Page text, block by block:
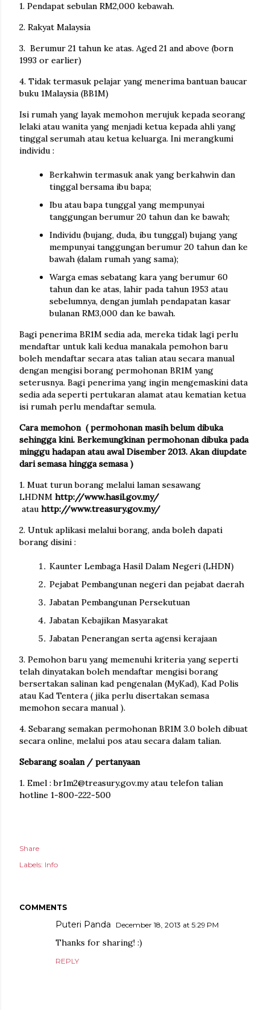
1. Pendapat sebulan RM2,000 kebawah.
2. Rakyat Malaysia
3. Berumur 21 tahun ke atas. Aged 21 and above (born
1993 or earlier)
4. Tidak termasuk pelajar yang menerima bantuan baucar
buku 1Malaysia (BB1M)
Isi rumah yang layak memohon merujuk kepada seorang
lelaki atau wanita yang menjadi ketua kepada ahli yang
tinggal serumah atau ketua keluarga. Ini merangkumi
individu :
Berkahwin termasuk anak yang berkahwin dan
tinggal bersama ibu bapa;
Ibu atau bapa tunggal yang mempunyai
tanggungan berumur 20 tahun dan ke bawah;
Individu (bujang, duda, ibu tunggal) bujang yang
mempunyai tanggungan berumur 20 tahun dan ke
bawah (dalam rumah yang sama);
Warga emas sebatang kara yang berumur 60
tahun dan ke atas, lahir pada tahun 1953 atau
sebelumnya, dengan jumlah pendapatan kasar
bulanan RM3,000 dan ke bawah.
Bagi penerima BR1M sedia ada, mereka tidak lagi perlu
mendaftar untuk kali kedua manakala pemohon baru
boleh mendaftar secara atas talian atau secara manual
dengan mengisi borang permohonan BR1M yang
seterusnya. Bagi penerima yang ingin mengemaskini data
sedia ada seperti pertukaran alamat atau kematian ketua
isi rumah perlu mendaftar semula.
Cara memohon ( permohonan masih belum dibuka
sehingga kini. Berkemungkinan permohonan dibuka pada
minggu hadapan atau awal Disember 2013. Akan diupdate
dari semasa hingga semasa )
1. Muat turun borang melalui laman sesawang
LHDNM http://www.hasil.gov.my/
atau http://www.treasury.gov.my/
2. Untuk aplikasi melalui borang, anda boleh dapati
borang disini :
Kaunter Lembaga Hasil Dalam Negeri (LHDN)
Pejabat Pembangunan negeri dan pejabat daerah
Jabatan Pembangunan Persekutuan
Jabatan Kebajikan Masyarakat
Jabatan Penerangan serta agensi kerajaan
3. Pemohon baru yang memenuhi kriteria yang seperti
telah dinyatakan boleh mendaftar mengisi borang
bersertakan salinan kad pengenalan (MyKad), Kad Polis
atau Kad Tentera ( jika perlu disertakan semasa
memohon secara manual ).
4. Sebarang semakan permohonan BR1M 3.0 boleh dibuat
secara online, melalui pos atau secara dalam talian.
Sebarang soalan / pertanyaan
1. Emel : br1m2@treasury.gov.my atau telefon talian
hotline 1-800-222-500
Share
Labels: Info
COMMENTS
Puteri Panda December 18, 2013 at 5:29 PM
Thanks for sharing! :)
REPLY